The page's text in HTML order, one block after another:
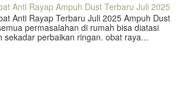
Anti Rayap Ampuh Dust Terbaru Juli 2025
Anti Rayap Terbaru Juli 2025 Ampuh Dust
permasalahan di rumah bisa diatasi
sekadar perbaikan ringan. obat raya...